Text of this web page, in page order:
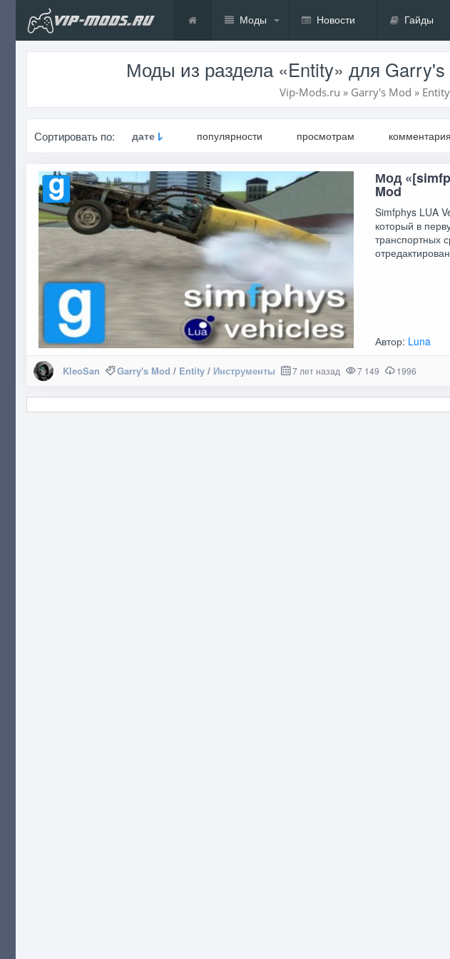
Моды Новости Гайды
Моды из раздела «Entity» для
Vip-Mods.ru » Garry's Mod » Entity
Сортировать по: дате популярности просмотрам
Мод
Mod
Simfphys LUA
который в
транспортных
Автор: Luna
KleoSan Garry's Mod / Entity/ Инструменты 7 лет назад 7 149 1996